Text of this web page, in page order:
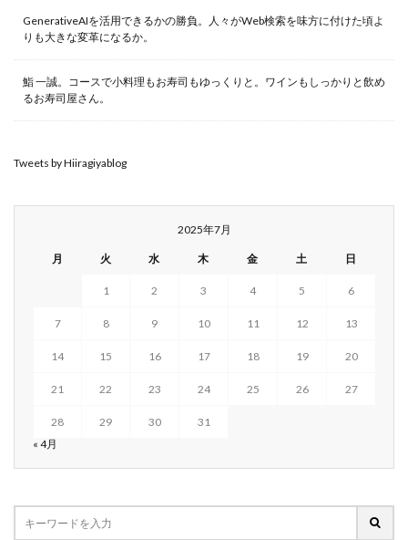
GenerativeAIを活用できるかの勝負。人々がWeb検索を味方に付けた頃よ
りも大きな変革になるか。
鮨 一誠。コースで小料理もお寿司もゆっくりと。ワインもしっかりと飲め
るお寿司屋さん。
Tweets by Hiiragiyablog
2025年7月
月 火 水 木 金 土 日
1 2 3 4 5 6
7 8 9 10 11 12 13
14 15 16 17 18 19 20
21 22 23 24 25 26 27
28 29 30
31
« 4月